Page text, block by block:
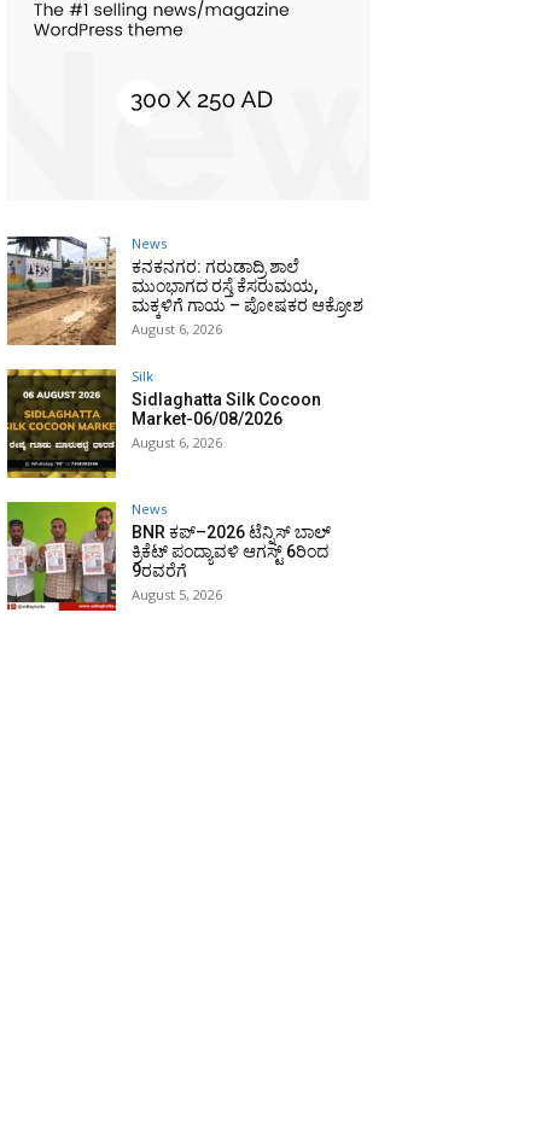
News
ಕನಕನಗರ: ಗರುಡಾದ್ರಿ ಶಾಲೆ
ಮುಂಭಾಗದ ರಸ್ತೆ ಕೆಸರುಮಯ,
ಮಕ್ಕಳಿಗೆ ಗಾಯ – ಪೋಷಕರ ಆಕ್ರೋಶ
August 6, 2026
Silk
Sidlaghatta Silk Cocoon
Market-06/08/2026
August 6, 2026
News
BNR ಕಪ್–2026 ಟೆನ್ನಿಸ್ ಬಾಲ್
ಕ್ರಿಕೆಟ್ ಪಂದ್ಯಾವಳಿ ಆಗಸ್ಟ್ 6ರಿಂದ
9ರವರೆಗೆ
August 5, 2026